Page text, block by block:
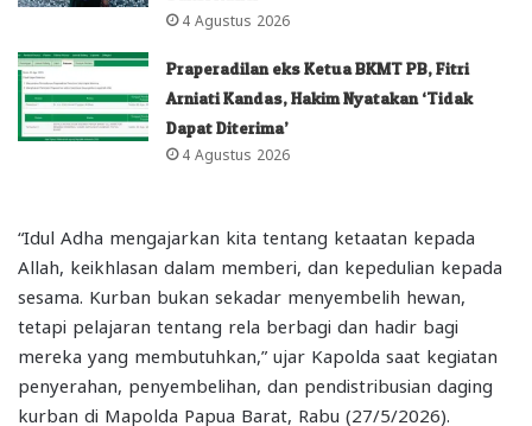
4 Agustus 2026
Praperadilan eks Ketua BKMT PB, Fitri
Arniati Kandas, Hakim Nyatakan ‘Tidak
Dapat Diterima’
4 Agustus 2026
“Idul Adha mengajarkan kita tentang ketaatan kepada
Allah, keikhlasan dalam memberi, dan kepedulian kepada
sesama. Kurban bukan sekadar menyembelih hewan,
tetapi pelajaran tentang rela berbagi dan hadir bagi
mereka yang membutuhkan,” ujar Kapolda saat kegiatan
penyerahan, penyembelihan, dan pendistribusian daging
kurban di Mapolda Papua Barat, Rabu (27/5/2026).